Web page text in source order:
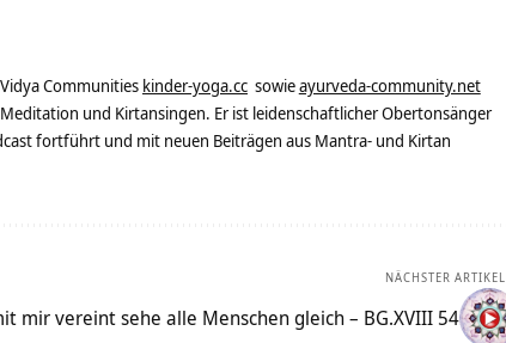
Communities kinder-yoga.cc sowieayurveda-community.net
und Kirtansingen. Er ist leidenschaftlicher Obertonsänger
fortführt und mit neuen Beiträgen aus Mantra- und Kirtan
NÄCHSTER ARTIKEL
mir vereint sehe alle Menschen gleich – BG.XVIII 54